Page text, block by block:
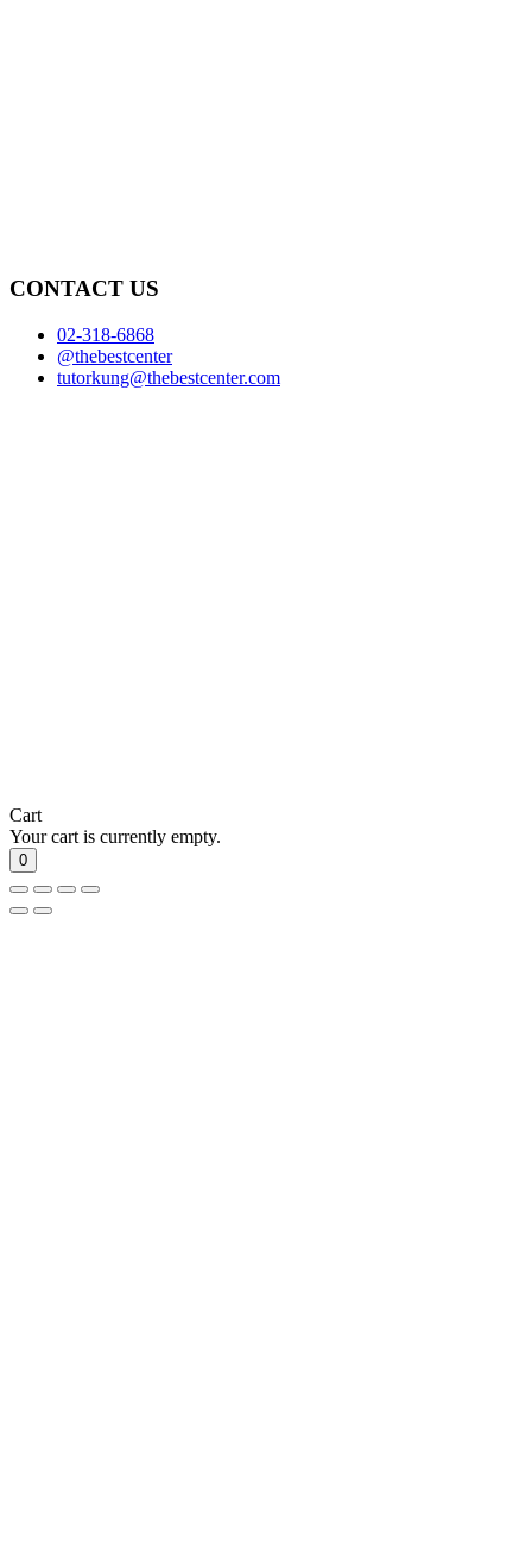
CONTACT US
02-318-6868
@thebestcenter
tutorkung@thebestcenter.com
Cart
Your cart is currently empty.
0